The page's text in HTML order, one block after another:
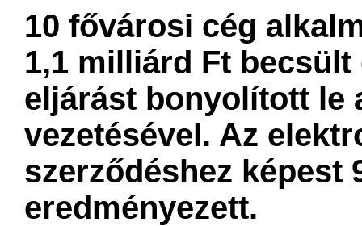
10 fővárosi cég
1,1 milliárd Ft
eljárást bonyolított le
vezetésével. Az
szerződéshez képest
eredményezett.